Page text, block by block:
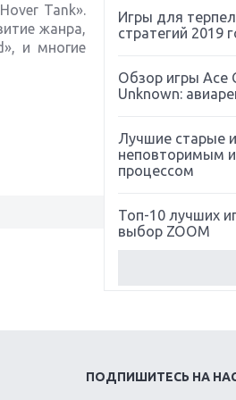
Tank».
жанра,
и многие
Игры для
стратегий 2019
Обзор игры Ace
Unknown:
Лучшие старые
неповторимым
процессом
Топ-10 лучших
выбор ZOOM
ПОДПИШИТЕСЬ НА